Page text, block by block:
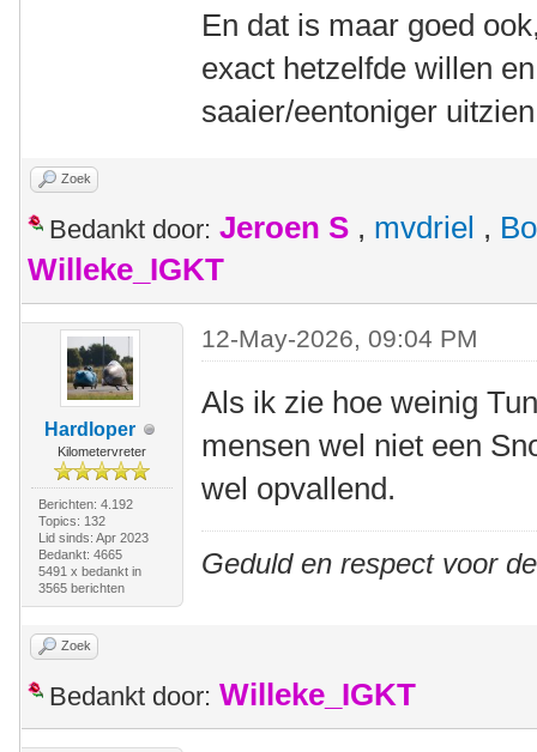
En dat is maar goed
exact hetzelfde willen
saaier/eentoniger
Zoek
Bedankt door: Jeroen S , mvdriel ,
Willeke_IGKT
Hardloper
Kilometervreter
Berichten: 4.192
Topics: 132
Lid sinds: Apr 2023
Bedankt: 4665
5491 x bedankt in
3565 berichten
12-May-2026, 09:04 PM
Als ik zie hoe weinig
mensen wel niet een
wel opvallend.
Geduld en respect voor
Zoek
Bedankt door: Willeke_IGKT